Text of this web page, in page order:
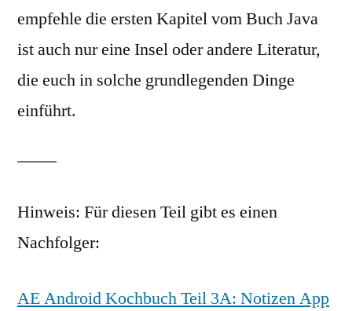
empfehle die ersten Kapitel vom Buch Java
ist auch nur eine Insel oder andere Literatur,
die euch in solche grundlegenden Dinge
einführt.
Hinweis: Für diesen Teil gibt es einen
Nachfolger:
AE Android Kochbuch Teil 3A: Notizen App